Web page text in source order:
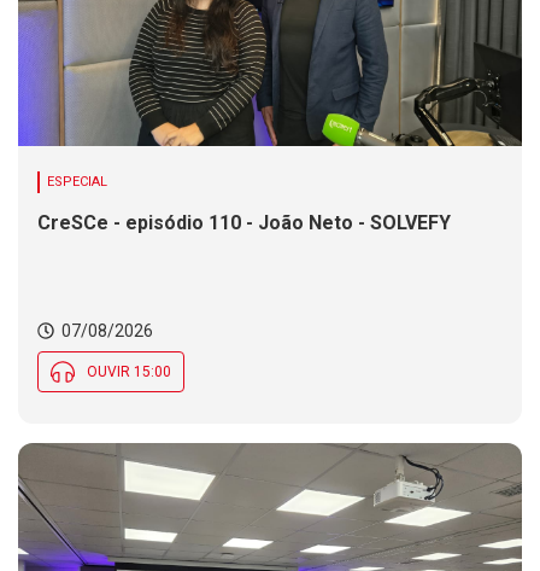
ESPECIAL
CreSCe - episódio 110 - João Neto - SOLVEFY
07/08/2026
OUVIR 15:00